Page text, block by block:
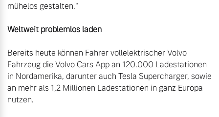
mühelos gestalten.“
Bereits heute können Fahrer vollelektrischer Volvo
Fahrzeug die Volvo Cars App an 120.000 Ladestationen
in Nordamerika, darunter auch Tesla Supercharger, sowie
an mehr als 1,2 Millionen Ladestationen in ganz Europa
nutzen.